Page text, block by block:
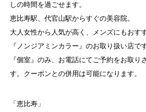
しの時間を過ごせます。
恵比寿駅、代官山駅からすぐの美容院。
大人女性から人気が高く、メンズにもおす
『ノンジアミンカラー』のお取り扱い店です
『個室』のみ、お電話にてご予約をお取り
す。クーポンとの併用は可能になります。
「恵比寿」